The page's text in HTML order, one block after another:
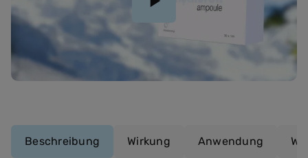
Beschreibung Wirkung Anwendung